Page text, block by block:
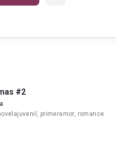
#2
primeramor, romance